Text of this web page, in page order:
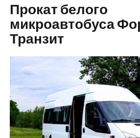
Прокат белого
микроавтобуса
Транзит